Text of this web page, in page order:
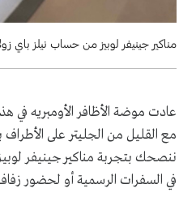
مناكير جينيفر لوبيز من حساب نيلز باي
عادت موضة الأظافر الأومبريه في
مع القليل من الجليتر على الأطراف
ننصحك بتجربة مناكير جينيفر
في السفرات الرسمية أو لحضور